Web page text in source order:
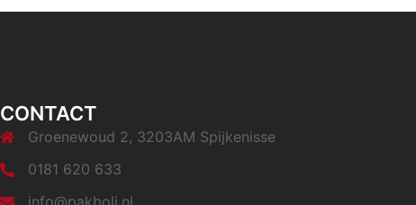
CONTACT
Groenewoud 2, 3203AM Spijkenisse
0181 620 633
info@pakboli.nl